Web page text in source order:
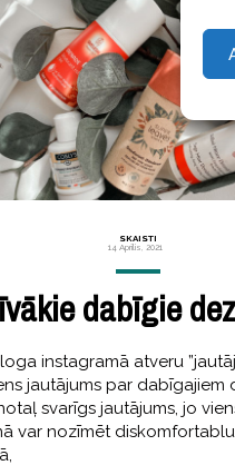
SKAISTI
14 Aprīlis, 2021
dabīgie
instagramā atveru
jautājums par dabīgajiem
svarīgs jautājums, jo
var nozīmēt